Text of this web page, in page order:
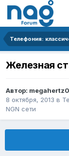
Железная
Автор: megahertz0
8 октября, 2013 в
NGN сети